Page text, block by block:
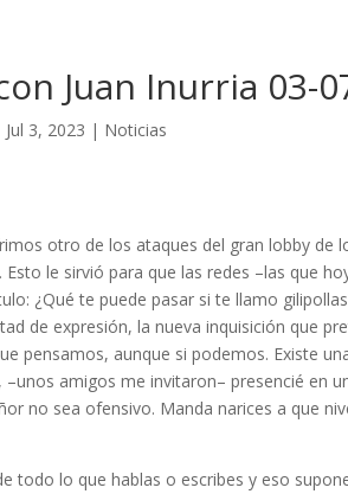
Juan Inurria 03-
Jul 3, 2023 | Noticias
otro de los ataques del gran lobby de
Esto le sirvió para que las redes –las que
¿Qué te puede pasar si te llamo
de expresión, la nueva inquisición que
pensamos, aunque si podemos. Existe
–unos amigos me invitaron– presencié en
no sea ofensivo. Manda narices a que
todo lo que hablas o escribes y eso